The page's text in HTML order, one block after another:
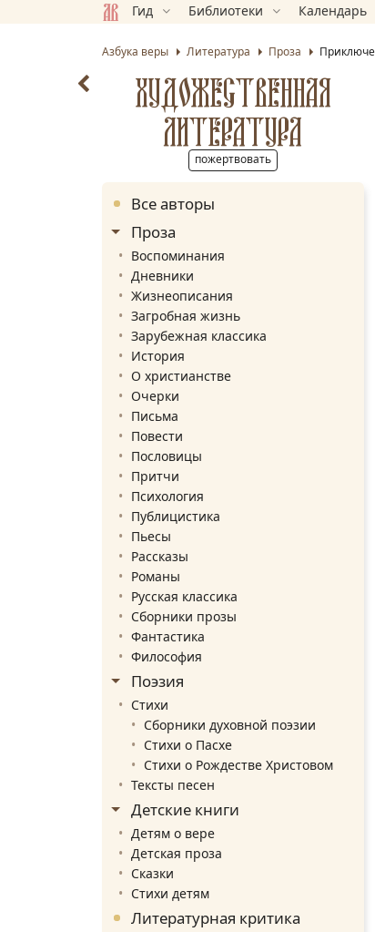
Гид Библиотеки Календарь
Азбука веры Литература Проза
ХУДОЖЕСТВЕННАЯ
ЛИТЕРАТУРА
пожертвовать
Все авторы
Проза
Воспоминания
Дневники
Жизнеописания
Загробная жизнь
Зарубежная классика
История
О христианстве
Очерки
Письма
Повести
Пословицы
Притчи
Психология
Публицистика
Пьесы
Рассказы
Романы
Русская классика
Сборники прозы
Фантастика
Философия
Поэзия
Стихи
Сборники духовной поэзии
Стихи о Пасхе
Стихи о Рождестве Христовом
Тексты песен
Детские книги
Детям о вере
Детская проза
Сказки
Стихи детям
Литературная критика